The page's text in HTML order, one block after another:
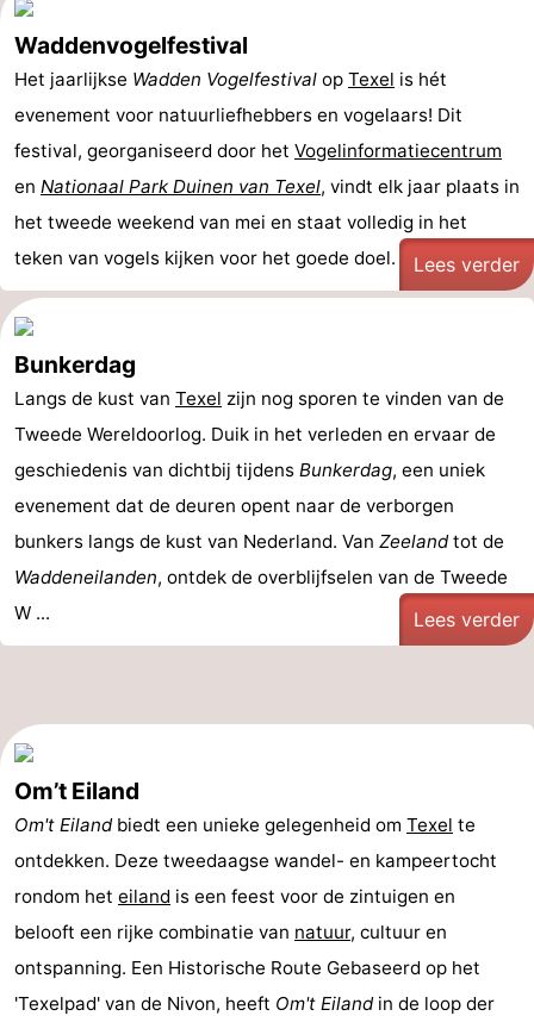
Waddenvogelfestival
Het jaarlijkse Wadden Vogelfestival op Texel is hét
evenement voor natuurliefhebbers en vogelaars! Dit
festival, georganiseerd door het Vogelinformatiecentrum
en Nationaal Park Duinen van Texel, vindt elk jaar plaats in
het tweede weekend van mei en staat volledig in het
teken van vogels kijken voor het goede doel. Wat ...Lees verder
Bunkerdag
Langs de kust van Texel zijn nog sporen te vinden van de
Tweede Wereldoorlog. Duik in het verleden en ervaar de
geschiedenis van dichtbij tijdens Bunkerdag, een uniek
evenement dat de deuren opent naar de verborgen
bunkers langs de kust van Nederland. Van Zeelandtot de
Waddeneilanden, ontdek de overblijfselen van de Tweede
W ...
Lees verder
Om’t Eiland
Om't Eilandbiedt een unieke gelegenheid om Texel te
ontdekken. Deze tweedaagse wandel- en kampeertocht
rondom het eiland is een feest voor de zintuigen en
belooft een rijke combinatie van natuur, cultuur en
ontspanning. Een Historische Route Gebaseerd op het
'Texelpad' van de Nivon, heeft Om't Eilandin de loop der